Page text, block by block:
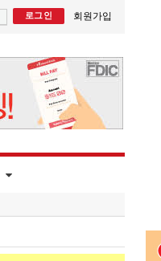
회원가입